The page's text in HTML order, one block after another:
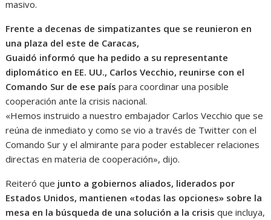
masivo.
Frente a decenas de simpatizantes que se reunieron en
una plaza del este de Caracas,
Guaidó informó que ha pedido a su representante
diplomático en EE. UU., Carlos Vecchio, reunirse con el
Comando Sur de ese país para coordinar una posible
cooperación ante la crisis nacional. ​
«Hemos instruido a nuestro embajador Carlos Vecchio que se
reúna de inmediato y como se vio a través de Twitter con el
Comando Sur y el almirante para poder establecer relaciones
directas en materia de cooperación», dijo.
Reiteró que junto a gobiernos aliados, liderados por
Estados Unidos, mantienen «todas las opciones» sobre la
mesa en la búsqueda de una solución a la crisis que incluya,